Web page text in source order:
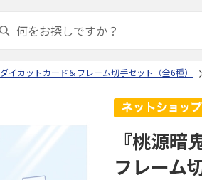
ダイカットカード＆フレーム切手セット（全6種）
『桃源暗
フレーム